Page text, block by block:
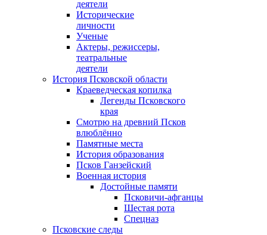
деятели
Исторические
личности
Ученые
Актеры, режиссеры,
театральные
деятели
История Псковской области
Краеведческая копилка
Легенды Псковского
края
Смотрю на древний Псков
влюблённо
Памятные места
История образования
Псков Ганзейский
Военная история
Достойные памяти
Псковичи-афганцы
Шестая рота
Спецназ
Псковские следы